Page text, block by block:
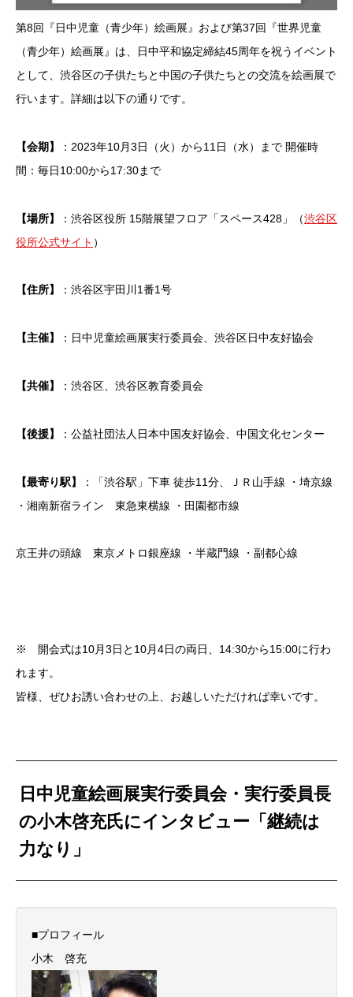
第8回『日中児童（青少年）絵画展』および第37回『世界児童
（青少年）絵画展』は、日中平和協定締結45周年を祝うイベント
として、渋谷区の子供たちと中国の子供たちとの交流を絵画展で
行います。詳細は以下の通りです。
【会期】
：2023年10月3日（火）から11日（水）まで 開催時
間：毎日10:00から17:30まで
【場所】 ：渋谷区役所 15階展望フロア「スペース428」（渋谷区
役所公式サイト ）
【住所】 ：渋谷区宇田川1番1号
【主催】 ：日中児童絵画展実行委員会、渋谷区日中友好協会
【共催】 ：渋谷区、渋谷区教育委員会
【後援】 ：公益社団法人日本中国友好協会、中国文化センター
【最寄り駅】
：「渋谷駅」下車 徒歩11分、ＪＲ山手線 ・埼京線
・湘南新宿ライン 東急東横線 ・田園都市線
京王井の頭線 東京メトロ銀座線 ・半蔵門線 ・副都心線
※ 開会式は10月3日と10月4日の両日、14:30から15:00に行わ
れます。
皆様、ぜひお誘い合わせの上、お越しいただければ幸いです。
日中児童絵画展実行委員会・実行委員長
の小木啓充氏にインタビュー「継続は
力なり」
■プロフィール
小木 啓充